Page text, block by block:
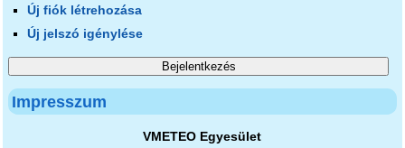
Új fiók létrehozása
Új jelszó igénylése
Impresszum
VMETEO Egyesület